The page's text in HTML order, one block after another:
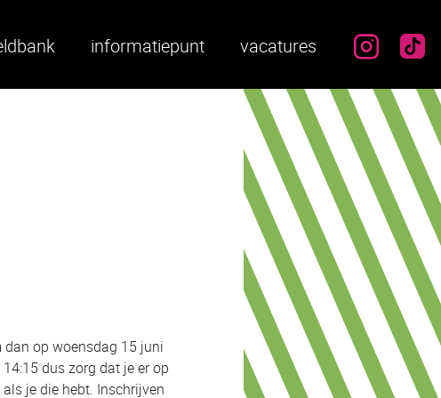
informatiepunt vacatures
dan op woensdag 15 juni
dus zorg dat je er op
je die hebt. Inschrijven